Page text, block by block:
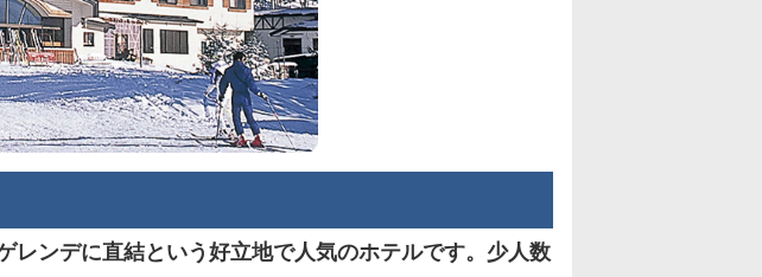
ンデに直結という好立地で人気のホテルです。少人数